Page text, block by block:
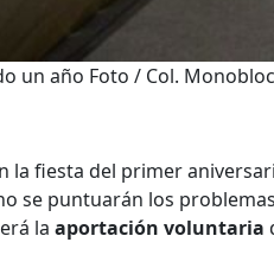
un año Foto / Col. Monobloc
la fiesta del primer
se puntuarán los problemas
la aportación voluntaria